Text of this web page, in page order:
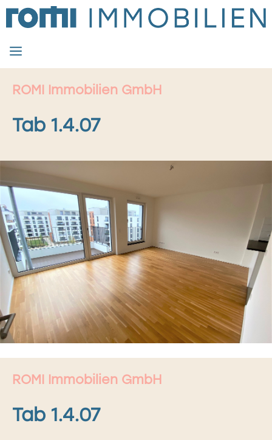
Zum
Inhalt
springen
MENÜ
ROMI Immobilien GmbH
Tab 1.4.07
ROMI Immobilien GmbH
Tab 1.4.07